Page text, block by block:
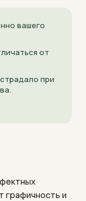
вашего
от
при
графичность и